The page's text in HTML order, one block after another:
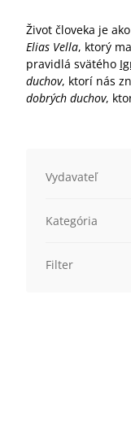
Život človeka je
Elias Vella, ktorý
pravidlá svätého
duchov, ktorí nás
dobrých duchov,
Vydavateľ
Kategória
Filter